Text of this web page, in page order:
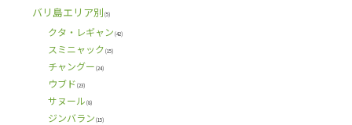
バリ島エリア別 (5)
クタ・レギャン (42)
スミニャック (15)
チャングー (24)
ウブド (23)
サヌール (8)
ジンバラン (15)